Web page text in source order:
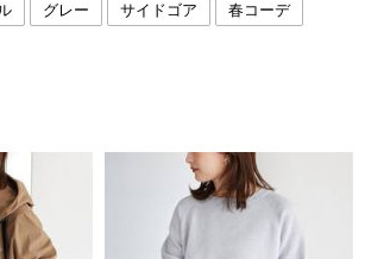
グレー サイドゴア 春コーデ